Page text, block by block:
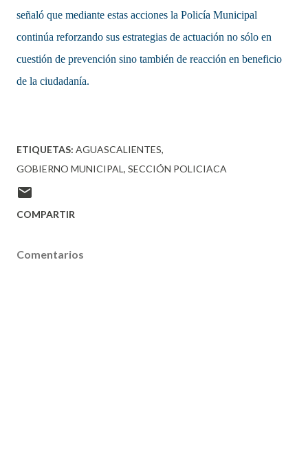
señaló que mediante estas acciones la Policía Municipal
continúa reforzando sus estrategias de actuación no sólo en
cuestión de prevención sino también de reacción en beneficio
de la ciudadanía.
ETIQUETAS: AGUASCALIENTES
GOBIERNO MUNICIPAL SECCIÓN POLICIACA
COMPARTIR
Comentarios